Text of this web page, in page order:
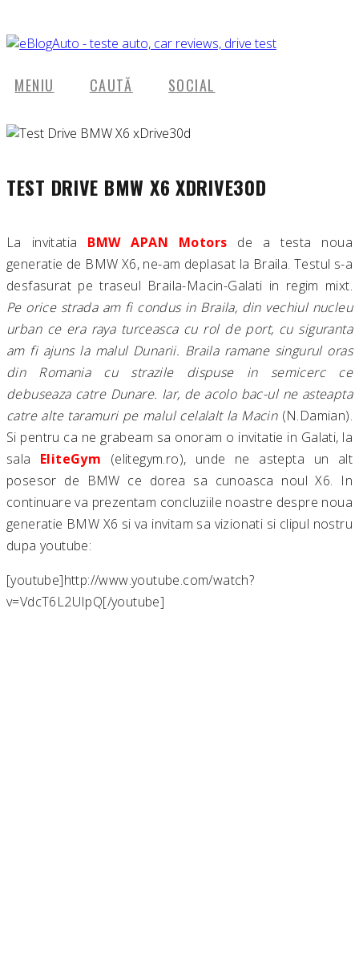
MENIU CAUTĂ SOCIAL
TEST DRIVE BMW X6 XDRIVE30D
La invitatia BMW APAN Motors de a testa noua
generatie de BMW X6, ne-am deplasat la Braila. Testul s-a
desfasurat pe traseul Braila-Macin-Galati in regim mixt.
Pe orice strada am fi condus in Braila, din vechiul nucleu
urban ce era raya turceasca cu rol de port, cu siguranta
am fi ajuns la malul Dunarii. Braila ramane singurul oras
din Romania cu strazile dispuse in semicerc ce
debuseaza catre Dunare. Iar, de acolo bac-ul ne asteapta
catre alte taramuri pe malul celalalt la Macin (N.Damian).
Si pentru ca ne grabeam sa onoram o invitatie in Galati, la
sala EliteGym (elitegym.ro), unde ne astepta un alt
posesor de BMW ce dorea sa cunoasca noul X6. In
continuare va prezentam concluziile noastre despre noua
generatie BMW X6 si va invitam sa vizionati si clipul nostru
dupa youtube:
[youtube]http://www.youtube.com/watch?
v=VdcT6L2UIpQ[/youtube]